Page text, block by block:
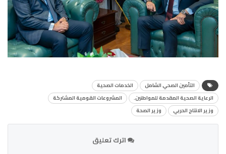
التأمين الصحي الشامل
الخدمات الصحية
الرعاية الصحية المقدمة للمواطنين.
المشروعات القومية المشتركة
وزير الانتاج الحربي
وزير الصحة
اترك تعليق